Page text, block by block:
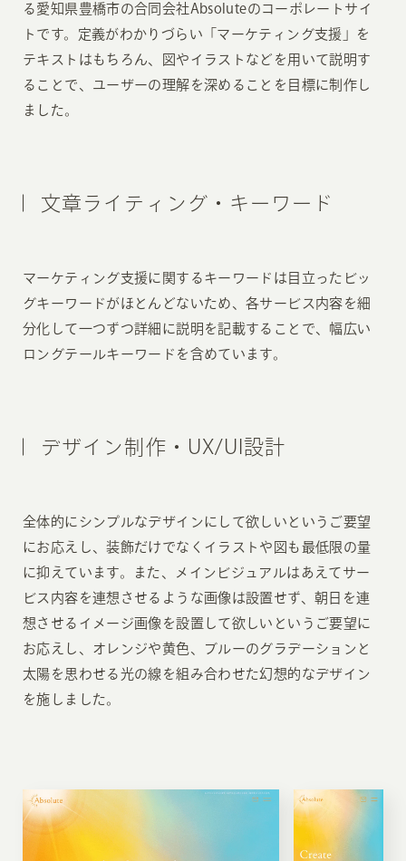
る愛知県豊橋市の合同会社Absoluteのコーポレートサイ
トです。定義がわかりづらい「マーケティング支援」を
テキストはもちろん、図やイラストなどを用いて説明す
ることで、ユーザーの理解を深めることを目標に制作し
ました。
文章ライティング・キーワード
マーケティング支援に関するキーワードは目立ったビッ
グキーワードがほとんどないため、各サービス内容を細
分化して一つずつ詳細に説明を記載することで、幅広い
ロングテールキーワードを含めています。
デザイン制作・UX/UI設計
全体的にシンプルなデザインにして欲しいというご要望
にお応えし、装飾だけでなくイラストや図も最低限の量
に抑えています。また、メインビジュアルはあえてサー
ビス内容を連想させるような画像は設置せず、朝日を連
想させるイメージ画像を設置して欲しいというご要望に
お応えし、オレンジや黄色、ブルーのグラデーションと
太陽を思わせる光の線を組み合わせた幻想的なデザイン
を施しました。